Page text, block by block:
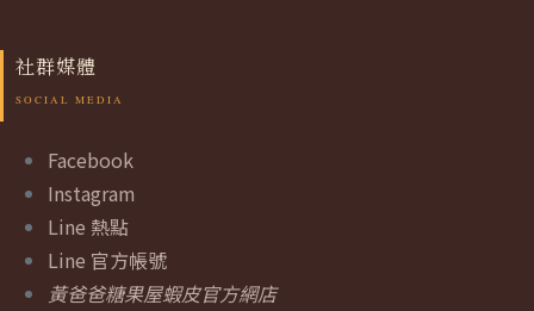
社群媒體
Facebook
Instagram
Line 熱點
Line 官方帳號
黃爸爸糖果屋蝦皮官方網店